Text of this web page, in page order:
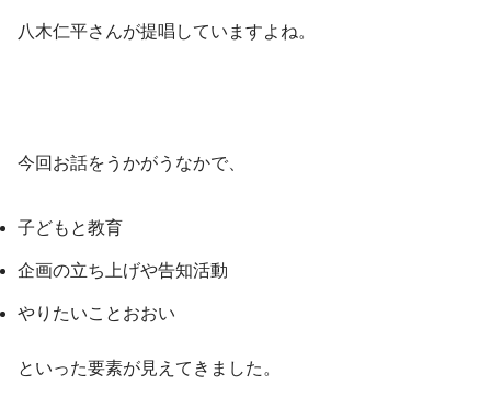
八木仁平さんが提唱していますよね。
今回お話をうかがうなかで、
子どもと教育
企画の立ち上げや告知活動
やりたいことおおい
といった要素が見えてきました。